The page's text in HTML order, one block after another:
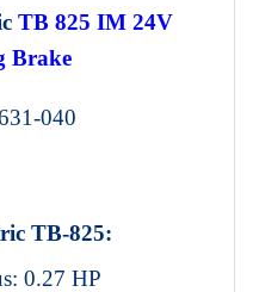
TB 825 IM 24V
Brake
040
TB-825:
0.27 HP